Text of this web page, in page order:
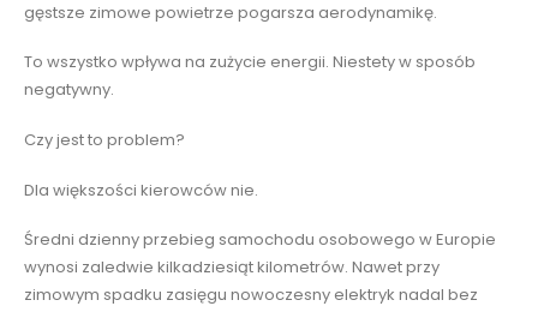
gęstsze zimowe powietrze pogarsza aerodynamikę.
To wszystko wpływa na zużycie energii. Niestety w sposób
negatywny.
Czy jest to problem?
Dla większości kierowców nie.
Średni dzienny przebieg samochodu osobowego w Europie
wynosi zaledwie kilkadziesiąt kilometrów. Nawet przy
zimowym spadku zasięgu nowoczesny elektryk nadal bez